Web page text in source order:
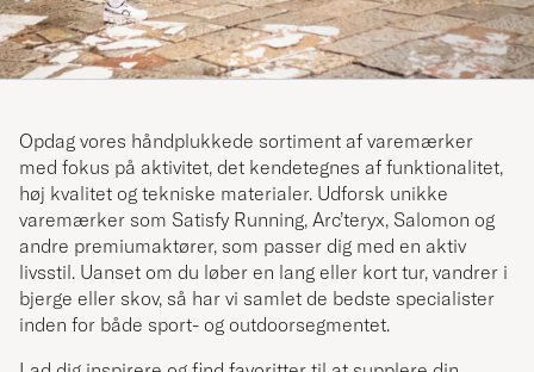
Opdag vores håndplukkede sortiment af varemærker
med fokus på aktivitet, det kendetegnes af funktionalitet,
høj kvalitet og tekniske materialer. Udforsk unikke
varemærker som Satisfy Running, Arc’teryx, Salomon og
andre premiumaktører, som passer dig med en aktiv
livsstil. Uanset om du løber en lang eller kort tur, vandrer i
bjerge eller skov, så har vi samlet de bedste specialister
inden for både sport- og outdoorsegmentet.